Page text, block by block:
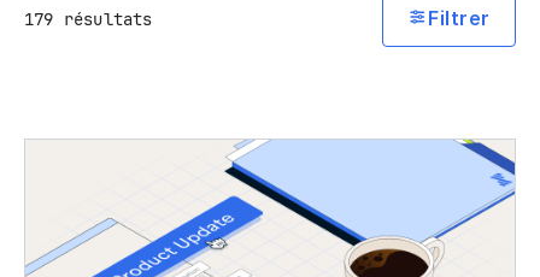
Filtrer
179 résultats